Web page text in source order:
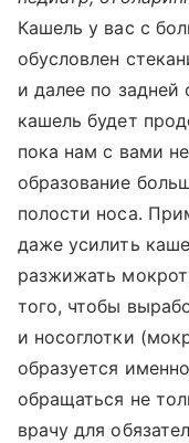
Кашель у вас с
обусловлен
и далее по задней
кашель будет
пока нам с вами
образование
полости носа.
даже усилить
разжижать
того, чтобы
и носоглотки
образуется
обращаться не
врачу для